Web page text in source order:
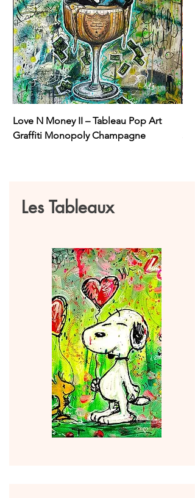
Love N Money II – Tableau Pop Art
Graffiti Monopoly Champagne
Les Tableaux